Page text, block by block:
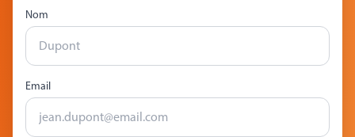
Nom
Email